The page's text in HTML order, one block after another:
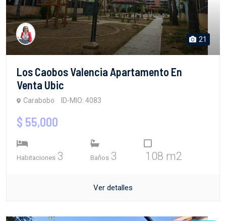
21
Los Caobos Valencia Apartamento En
Venta Ubic
Carabobo ID-MIO: 4083
$ 55,000
Habitaciones 3 Baños 3 108 m2
Ver detalles